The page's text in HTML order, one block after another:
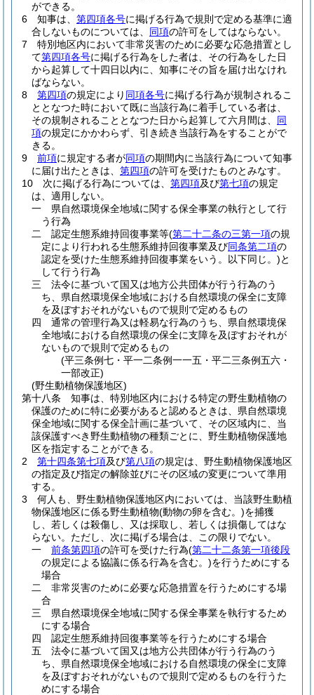
ができる。
6
知事は、 第四項各号に掲げる行為で規則で定める基準に適
合しないものについては、 同項の許可をしてはならない。
7
特別地区内において非常災害のために必要な応急措置とし
て第四項各号に掲げる行為をした者は、その行為をした日
から起算して十四日以内に、知事にその旨を届け出なけれ
ばならない。
8
第四項の規定により 同項各号に掲げる行為が規制されるこ
ととなつた時において既に当該行為に着手している者は、
その規制されることとなつた日から起算して六月間は、 同
項の規定にかかわらず、引き続き当該行為をすることがで
きる。
9
前項に規定する者が同項の期間内に当該行為について知事
に届け出たときは、 第四項の許可を受けたものとみなす。
10
次に掲げる行為については、 第四項及び第七項の規定
は、適用しない。
一
県自然環境保全地域に関する保全事業の執行として行
う行為
二
認定生態系維持回復事業等(第二十二条の三第一項の規
定により行われる生態系維持回復事業及び同条第二項の
認定を受けた生態系維持回復事業をいう。以下同じ。)と
して行う行為
三
法令に基づいて国又は地方公共団体が行う行為のう
ち、県自然環境保全地域における自然環境の保全に支障
を及ぼすおそれがないもので規則で定めるもの
四
通常の管理行為又は軽易な行為のうち、県自然環境保
全地域における自然環境の保全に支障を及ぼすおそれが
ないもので規則で定めるもの
(平三条例七・平一二条例一一五・平二三条例五六・
一部改正)
(野生動植物保護地区)
第十八条
知事は、特別地区内における特定の野生動植物の
保護のために特に必要があると認めるときは、県自然環境
保全地域に関する保全計画に基づいて、その区域内に、当
該保護すべき野生動植物の種類ごとに、野生動植物保護地
区を指定することができる。
2
第十四条第七項及び第八項の規定は、野生動植物保護地区
の指定及び指定の解除並びにその区域の変更について準用
する。
3
何人も、野生動植物保護地区内においては、当該野生動植
物保護地区に係る野生動植物(動物の卵を含む。)を捕獲
し、若しくは殺傷し、又は採取し、若しくは損傷してはな
らない。 ただし、次に掲げる場合は、この限りでない。
一
前条第四項の許可を受けた行為(第二十二条第一項後段
の規定による協議に係る行為を含む。)を行うためにする
場合
二
非常災害のために必要な応急措置を行うためにする場
合
三
県自然環境保全地域に関する保全事業を執行するため
にする場合
四
認定生態系維持回復事業等を行うためにする場合
五
法令に基づいて国又は地方公共団体が行う行為のう
ち、県自然環境保全地域における自然環境の保全に支障
を及ぼすおそれがないもので規則で定めるものを行うた
めにする場合